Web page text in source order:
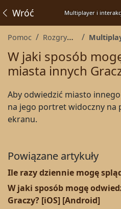
Multiplayer i
Wróć
Pomoc Rozgrywka
W jaki sposób
miasta innych
Aby odwiedzić miasto
na jego portret widoczny na
ekranu.
Powiązane artykuły
Ile razy dziennie mogę
W jaki sposób mogę
Graczy? [iOS] [Android]